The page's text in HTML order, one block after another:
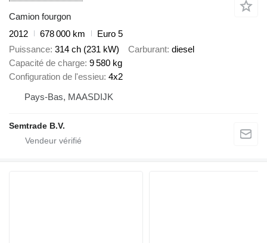
Camion fourgon
2012
678 000 km
Euro 5
Puissance 314 ch (231 kW) Carburant diesel
Capacité de charge 9 580 kg
Configuration de l'essieu 4x2
Pays-Bas, MAASDIJK
Semtrade B.V.